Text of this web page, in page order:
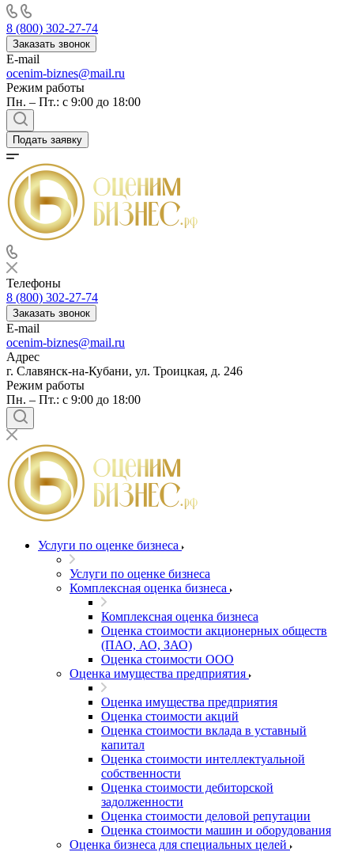
8 (800) 302-27-74
Заказать звонок
E-mail
ocenim-biznes@mail.ru
Режим работы
Пн. – Пт.: с 9:00 до 18:00
Подать заявку
Телефоны
8 (800) 302-27-74
Заказать звонок
E-mail
ocenim-biznes@mail.ru
Адрес
г. Славянск-на-Кубани, ул. Троицкая, д. 246
Режим работы
Пн. – Пт.: с 9:00 до 18:00
Услуги по оценке бизнеса
Услуги по оценке бизнеса
Комплексная оценка бизнеса
Комплексная оценка бизнеса
Оценка стоимости акционерных обществ
(ПАО, АО, ЗАО)
Оценка стоимости ООО
Оценка имущества предприятия
Оценка имущества предприятия
Оценка стоимости акций
Оценка стоимости вклада в уставный
капитал
Оценка стоимости интеллектуальной
собственности
Оценка стоимости дебиторской
задолженности
Оценка стоимости деловой репутации
Оценка стоимости машин и оборудования
Оценка бизнеса для специальных целей